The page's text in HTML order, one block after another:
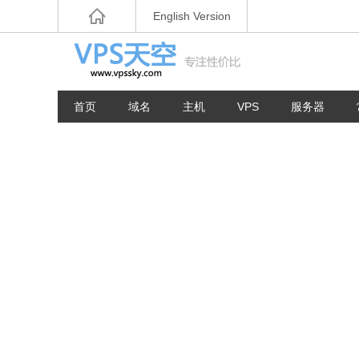
English Version
首页 域名 主机 VPS 服务器